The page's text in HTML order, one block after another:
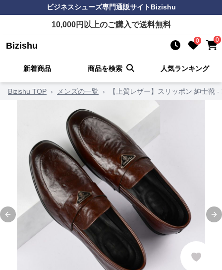
ビジネスシューズ専門通販サイトBizishu
10,000円以上のご購入で送料無料
Bizishu 0 0
新着商品 商品を検索 人気ランキング
Bizishu TOP › メンズの一覧 › 【上質レザー】スリッポン 紳士靴 -
Previous slide